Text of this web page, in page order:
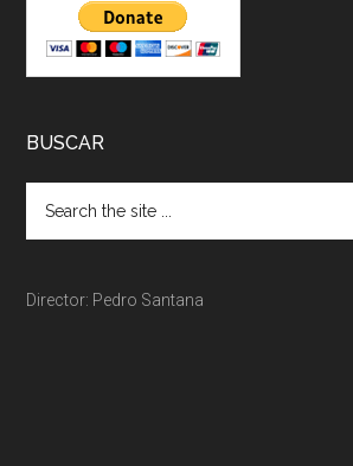
BUSCAR
Director: Pedro Santana